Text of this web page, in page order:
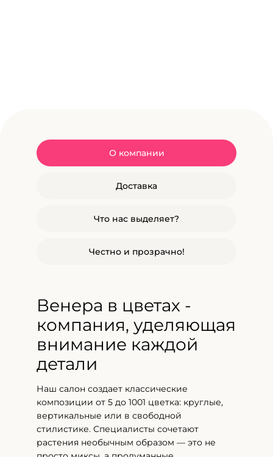
О компании
Доставка
Что нас выделяет?
Честно и прозрачно!
Венера в цветах -
компания, уделяющая
внимание каждой
детали
Наш салон создает классические
композиции от 5 до 1001 цветка: круглые,
вертикальные или в свободной
стилистике. Специалисты сочетают
растения необычным образом — это не